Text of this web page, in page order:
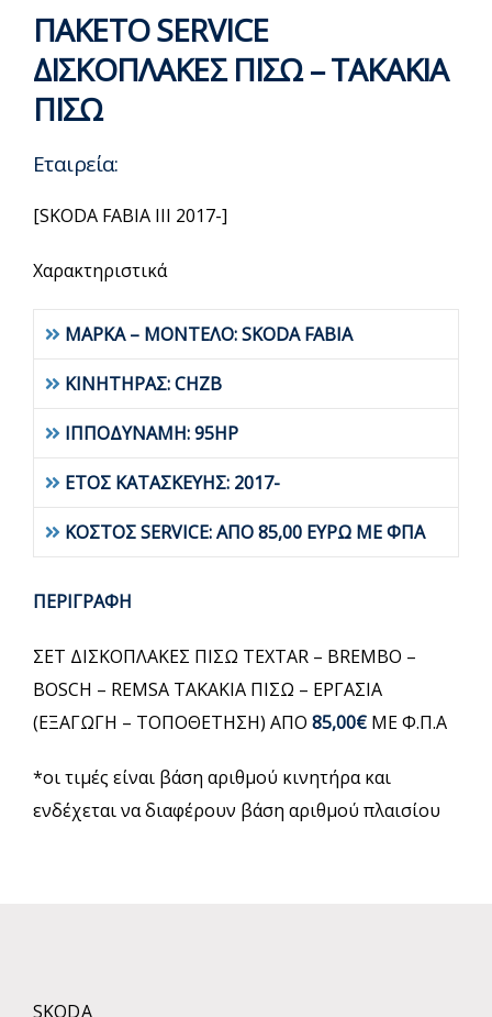
ΠΑΚΕΤΟ SERVICE
ΔΙΣΚΟΠΛΑΚΕΣ ΠΙΣΩ – ΤΑΚΑΚΙΑ
ΠΙΣΩ
Εταιρεία:
[SKODA FABIA III 2017-]
Χαρακτηριστικά
ΜΑΡΚΑ – ΜΟΝΤΕΛΟ: SKODA FABIA
ΚΙΝΗΤΗΡΑΣ: CHZB
ΙΠΠΟΔΥΝΑΜΗ: 95HP
ΕΤΟΣ ΚΑΤΑΣΚΕΥΗΣ: 2017-
ΚΟΣΤΟΣ SERVICE: ΑΠΟ 85,00 ΕΥΡΩ ΜΕ ΦΠΑ
ΠΕΡΙΓΡΑΦΗ
ΣΕΤ ΔΙΣΚΟΠΛΑΚΕΣ ΠΙΣΩ TEXTAR – BREMBO –
BOSCH – REMSA ΤΑΚΑΚΙΑ ΠΙΣΩ – ΕΡΓΑΣΙΑ
(ΕΞΑΓΩΓΗ – ΤΟΠΟΘΕΤΗΣΗ) ΑΠΟ 85,00€ ΜΕ Φ.Π.Α
*οι τιμές είναι βάση αριθμού κινητήρα και
ενδέχεται να διαφέρουν βάση αριθμού πλαισίου
SKODA